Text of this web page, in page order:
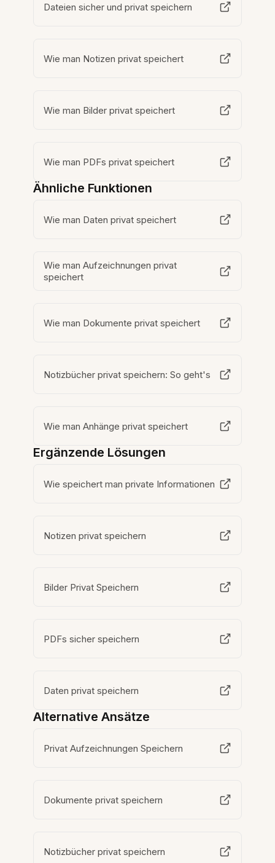
Dateien sicher und privat speichern
Wie man Notizen privat speichert
Wie man Bilder privat speichert
Wie man PDFs privat speichert
Ähnliche Funktionen
Wie man Daten privat speichert
Wie man Aufzeichnungen privat
speichert
Wie man Dokumente privat speichert
Notizbücher privat speichern: So geht's
Wie man Anhänge privat speichert
Ergänzende Lösungen
Wie speichert man private Informationen
Notizen privat speichern
Bilder Privat Speichern
PDFs sicher speichern
Daten privat speichern
Alternative Ansätze
Privat Aufzeichnungen Speichern
Dokumente privat speichern
Notizbücher privat speichern